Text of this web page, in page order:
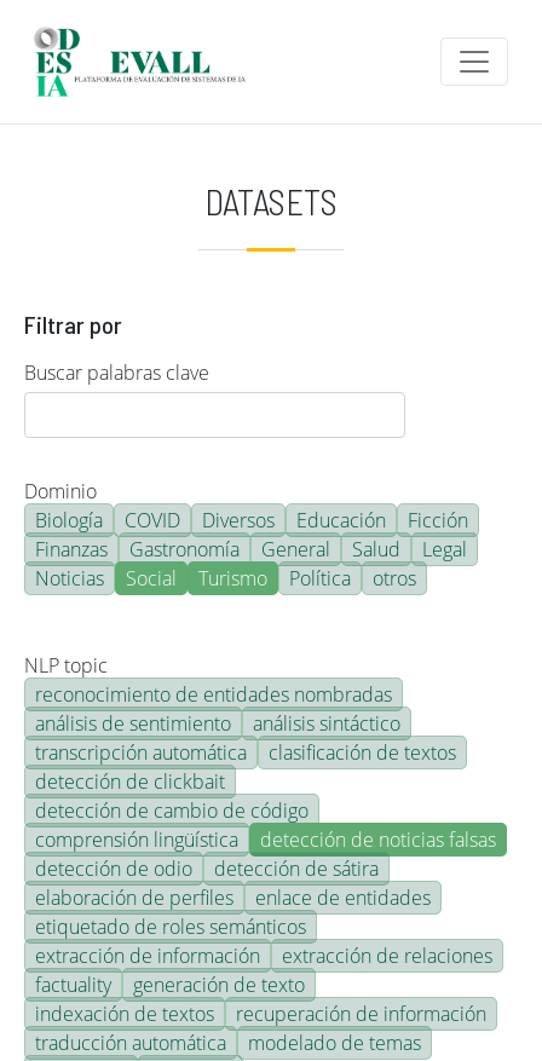
DATASETS
Filtrar por
Buscar palabras clave
Dominio
Biología
COVID Diversos Educación
Ficción
Finanzas
Gastronomía General Salud
Legal
Noticias
Social Turismo Política otros
NLP topic
reconocimiento de entidades nombradas
análisis de sentimiento
análisis sintáctico
transcripción automática
clasificación de textos
detección de clickbait
detección de cambio de código
comprensión lingüística
detección de noticias falsas
detección de odio
detección de sátira
elaboración de perfiles
enlace de entidades
etiquetado de roles semánticos
extracción de información
extracción de relaciones
factuality
generación de texto
indexación de textos
recuperación de información
traducción automática
modelado de temas